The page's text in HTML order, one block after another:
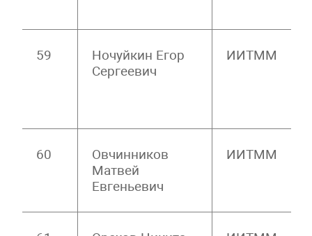
59
Ночуйкин Егор
Сергеевич
ИИТММ
60
Овчинников
Матвей
Евгеньевич
ИИТММ